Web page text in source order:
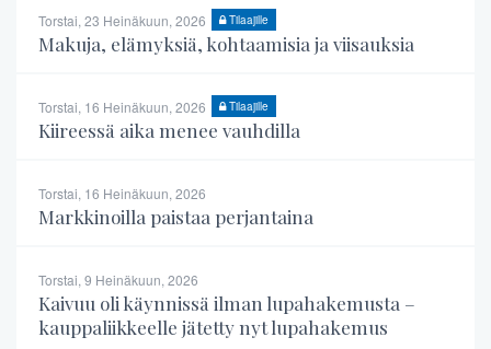
Torstai, 23 Heinäkuun, 2026 Tilaajille
Makuja, elämyksiä, kohtaamisia ja viisauksia
Torstai, 16 Heinäkuun, 2026 Tilaajille
Kiireessä aika menee vauhdilla
Torstai, 16 Heinäkuun, 2026
Markkinoilla paistaa perjantaina
Torstai, 9 Heinäkuun, 2026
Kaivuu oli käynnissä ilman lupahakemusta –
kauppaliikkeelle jätetty nyt lupahakemus